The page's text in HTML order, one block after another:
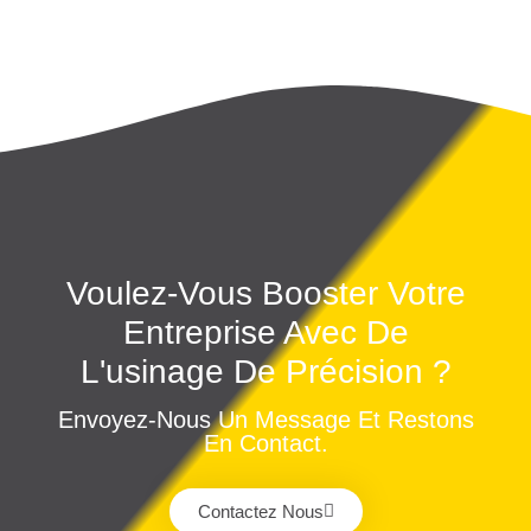
Voulez-Vous Booster Votre
Entreprise Avec De
L'usinage De Précision ?
Envoyez-Nous Un Message Et Restons
En Contact.
Contactez Nous